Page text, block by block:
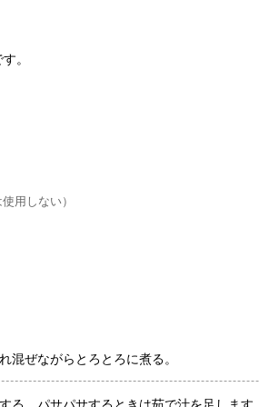
。
用しない）
ぜながらとろとろに煮る。